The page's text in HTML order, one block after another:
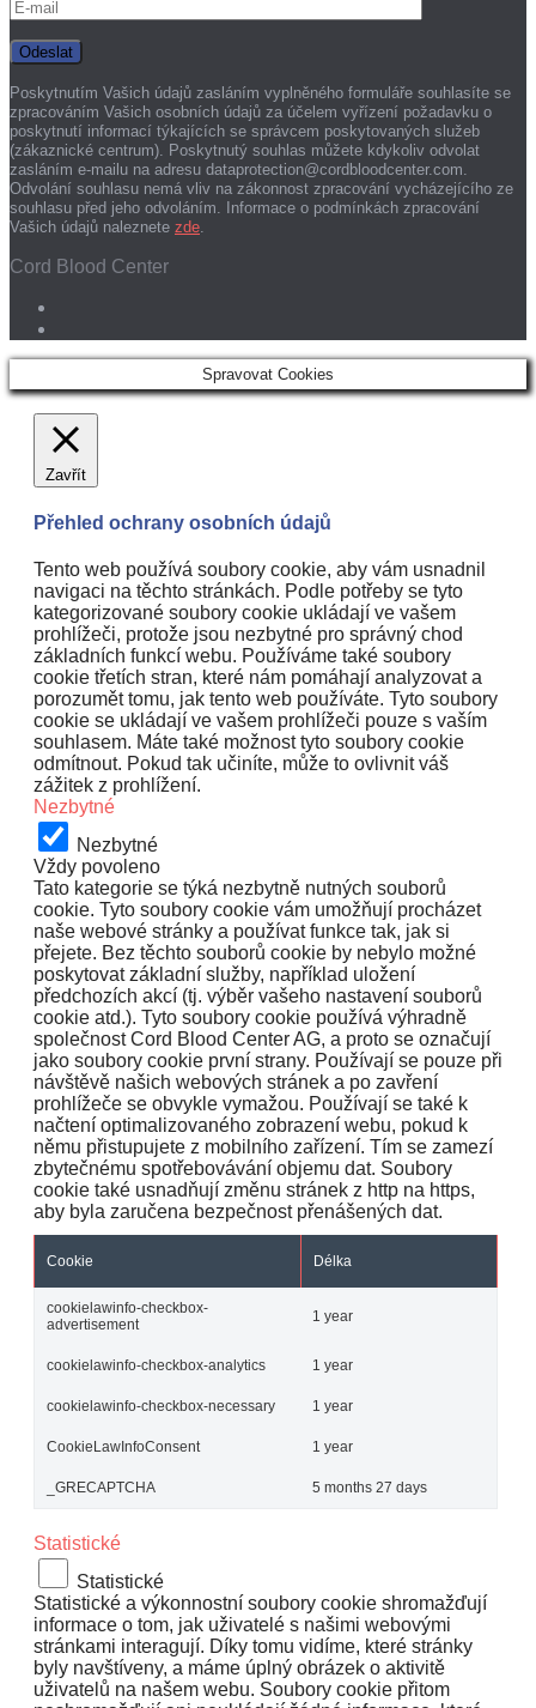
Poskytnutím Vašich údajů zasláním vyplněného formuláře souhlasíte se
zpracováním Vašich osobních údajů za účelem vyřízení požadavku o
poskytnutí informací týkajících se správcem poskytovaných služeb
(zákaznické centrum). Poskytnutý souhlas můžete kdykoliv odvolat
zasláním e-mailu na adresu dataprotection@cordbloodcenter.com.
Odvolání souhlasu nemá vliv na zákonnost zpracování vycházejícího ze
souhlasu před jeho odvoláním. Informace o podmínkách zpracování
Vašich údajů naleznete zde
Cord Blood Center
Spravovat Cookies
Zavřít
Přehled ochrany osobních údajů
Tento web používá soubory cookie, aby vám usnadnil
navigaci na těchto stránkách. Podle potřeby se tyto
kategorizované soubory cookie ukládají ve vašem
prohlížeči, protože jsou nezbytné pro správný chod
základních funkcí webu. Používáme také soubory
cookie třetích stran, které nám pomáhají analyzovat a
porozumět tomu, jak tento web používáte. Tyto soubory
cookie se ukládají ve vašem prohlížeči pouze s vaším
souhlasem. Máte také možnost tyto soubory cookie
odmítnout. Pokud tak učiníte, může to ovlivnit váš
zážitek z prohlížení.
Nezbytné
Nezbytné
Vždy povoleno
Tato kategorie se týká nezbytně nutných souborů
cookie. Tyto soubory cookie vám umožňují procházet
naše webové stránky a používat funkce tak, jak si
přejete. Bez těchto souborů cookie by nebylo možné
poskytovat základní služby, například uložení
předchozích akcí (tj. výběr vašeho nastavení souborů
cookie atd.). Tyto soubory cookie používá výhradně
společnost Cord Blood Center AG, a proto se označují
jako soubory cookie první strany. Používají se pouze při
návštěvě našich webových stránek a po zavření
prohlížeče se obvykle vymažou. Používají se také k
načtení optimalizovaného zobrazení webu, pokud k
němu přistupujete z mobilního zařízení. Tím se zamezí
zbytečnému spotřebovávání objemu dat. Soubory
cookie také usnadňují změnu stránek z http na https,
aby byla zaručena bezpečnost přenášených dat.
Cookie Délka
cookielawinfo-checkbox-
advertisement
1 year
cookielawinfo-checkbox-analytics 1 year
cookielawinfo-checkbox-necessary 1 year
CookieLawInfoConsent 1 year
_GRECAPTCHA 5 months 27 days
Statistické
Statistické
Statistické a výkonnostní soubory cookie shromažďují
informace o tom, jak uživatelé s našimi webovými
stránkami interagují. Díky tomu vidíme, které stránky
byly navštíveny, a máme úplný obrázek o aktivitě
uživatelů na našem webu. Soubory cookie přitom